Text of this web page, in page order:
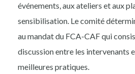
événements, aux ateliers et aux
sensibilisation. Le comité
au mandat du FCA-CAF qui
discussion entre les intervenants
meilleures pratiques.